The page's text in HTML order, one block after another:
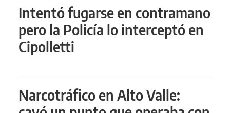
Intentó fugarse en contramano
pero la Policía lo interceptó en
Cipolletti
Narcotráfico en Alto Valle: